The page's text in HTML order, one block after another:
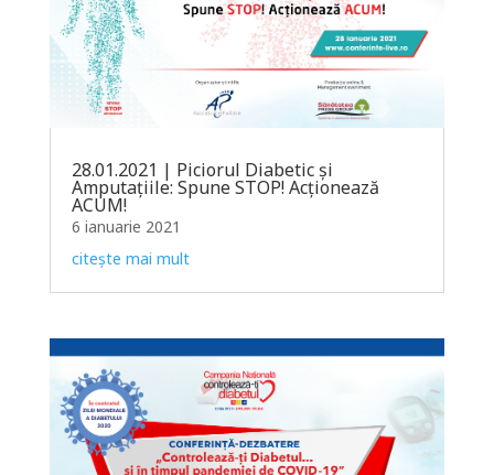
28.01.2021 | Piciorul Diabetic și
Amputațiile: Spune STOP! Acționează
ACUM!
6 ianuarie 2021
citește mai mult